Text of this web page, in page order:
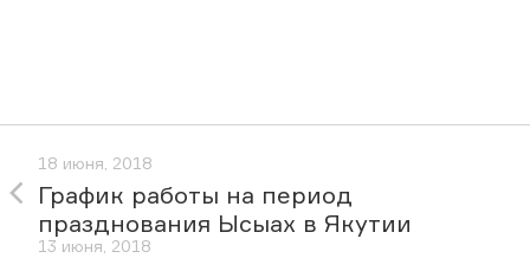
18 июня, 2018
График работы на период
празднования Ысыах в Якутии
13 июня, 2018